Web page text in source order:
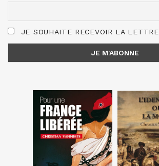
JE SOUHAITE RECEVOIR LA LETTRE